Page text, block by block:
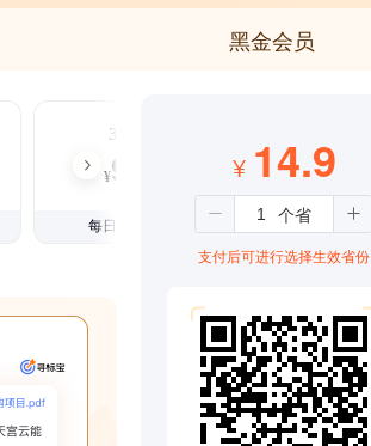
黑金会员
3个月
¥99
每日仅1.08元
¥ 14.9
支付后可进行选择生效省份